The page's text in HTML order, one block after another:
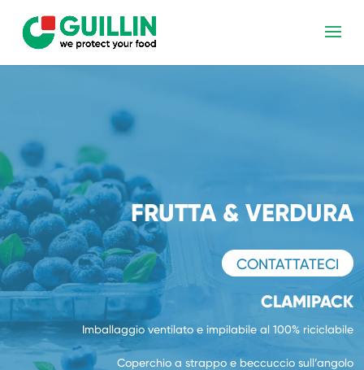
FRUTTA & VERDURA
CONTATTATECI
CLAMIPACK
Imballaggio ventilato e impilabile al 100% riciclabile
Coperchio a strappo e beccuccio sull’angolo